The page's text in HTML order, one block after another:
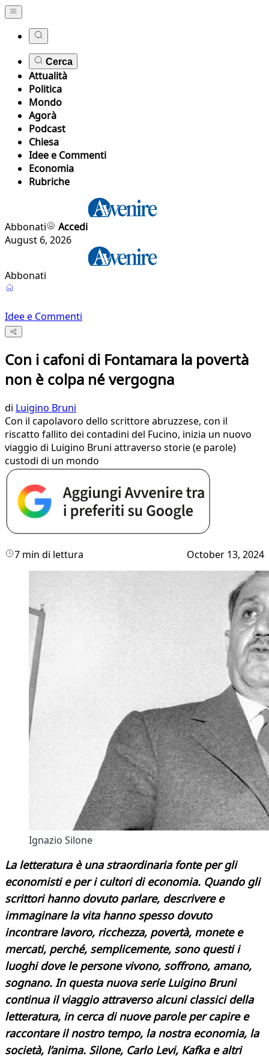
Cerca
Attualità
Politica
Mondo
Agorà
Podcast
Chiesa
Idee e Commenti
Economia
Rubriche
Abbonati
Accedi
August 6, 2026
Abbonati
Idee e Commenti
Con i cafoni di Fontamara la povertà
non è colpa né vergogna
di Luigino Bruni
Con il capolavoro dello scrittore abruzzese, con il
riscatto fallito dei contadini del Fucino, inizia un nuovo
viaggio di Luigino Bruni attraverso storie (e parole)
custodi di un mondo
7 min di lettura October 13, 2024
Ignazio Silone
La letteratura è una straordinaria fonte per gli
economisti e per i cultori di economia. Quando gli
scrittori hanno dovuto parlare, descrivere e
immaginare la vita hanno spesso dovuto
incontrare lavoro, ricchezza, povertà, monete e
mercati, perché, semplicemente, sono questi i
luoghi dove le persone vivono, soffrono, amano,
sognano. In questa nuova serie Luigino Bruni
continua il viaggio attraverso alcuni classici della
letteratura, in cerca di nuove parole per capire e
raccontare il nostro tempo, la nostra economia, la
società, l’anima. Silone, Carlo Levi, Kafka e altri